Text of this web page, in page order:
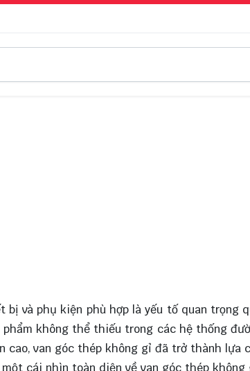
và phụ kiện phù hợp là yếu tố quan trọng
không thể thiếu trong các hệ thống
cao, van góc thép không gỉ đã trở thành lựa
một cái nhìn toàn diện về van góc thép